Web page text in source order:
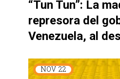
“Tun Tun”: La
represora del
Venezuela, al
NOV 22